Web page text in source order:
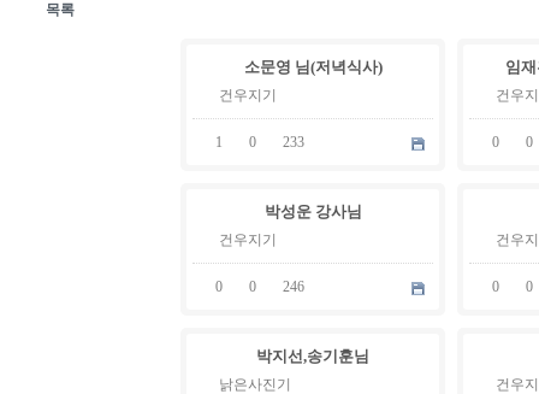
목록
소문영 님(저녁식사)
건우지기
1 0 233
임
건우
0 0
박성운 강사님
건우지기
0 0 246
건우
0 0
박지선,송기훈님
낡은사진기
건우